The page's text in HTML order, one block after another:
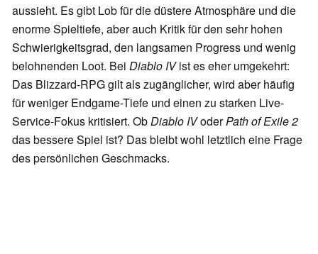
aussieht. Es gibt Lob für die düstere Atmosphäre und die
enorme Spieltiefe, aber auch Kritik für den sehr hohen
Schwierigkeitsgrad, den langsamen Progress und wenig
belohnenden Loot. Bei Diablo IVist es eher umgekehrt:
Das Blizzard-RPG gilt als zugänglicher, wird aber häufig
für weniger Endgame-Tiefe und einen zu starken Live-
Service-Fokus kritisiert. ObDiablo IVoderPath of Exile 2
das bessere Spiel ist? Das bleibt wohl letztlich eine Frage
des persönlichen Geschmacks.